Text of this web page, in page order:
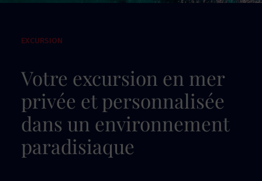
EXCURSION
Votre excursion en mer
privée et personnalisée
dans un environnement
paradisiaque